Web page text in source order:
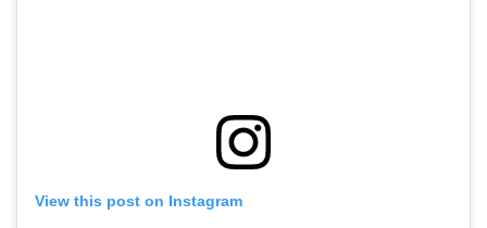
View this post on Instagram